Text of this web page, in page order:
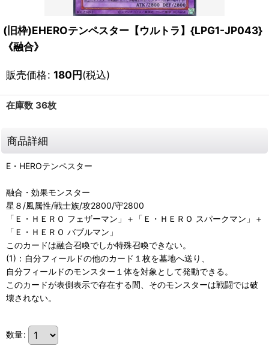
(旧枠)EHEROテンペスター【ウルトラ】{LPG1-JP043}
《融合》
販売価格: 180円(税込)
在庫数 36枚
商品詳細
E・HEROテンペスター
融合・効果モンスター
星８/風属性/戦士族/攻2800/守2800
「Ｅ・ＨＥＲＯ フェザーマン」＋「Ｅ・ＨＥＲＯ スパークマン」＋
「Ｅ・ＨＥＲＯ バブルマン」
このカードは融合召喚でしか特殊召喚できない。
(1)：自分フィールドの他のカード１枚を墓地へ送り、
自分フィールドのモンスター１体を対象として発動できる。
このカードが表側表示で存在する間、そのモンスターは戦闘では破
壊されない。
数量: